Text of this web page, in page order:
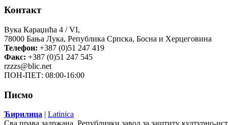
Контакт
Вука Караџића 4 / VI,
78000 Бања Лука, Република Српска, Босна и Херцеговина
Телефон: +387 (0)51 247 419
Факс: +387 (0)51 247 545
rzzzs@blic.net
ПОН-ПЕТ: 08:00-16:00
Писмо
Ћирилица | Latinica